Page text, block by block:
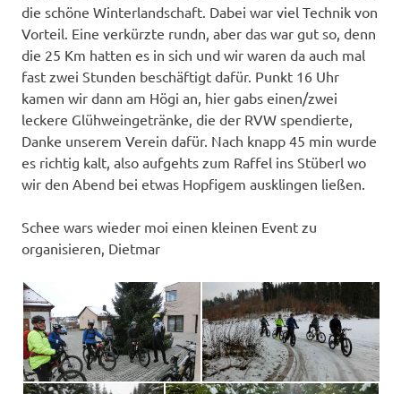
die schöne Winterlandschaft. Dabei war viel Technik von
Vorteil. Eine verkürzte rundn, aber das war gut so, denn
die 25 Km hatten es in sich und wir waren da auch mal
fast zwei Stunden beschäftigt dafür. Punkt 16 Uhr
kamen wir dann am Högi an, hier gabs einen/zwei
leckere Glühweingetränke, die der RVW spendierte,
Danke unserem Verein dafür. Nach knapp 45 min wurde
es richtig kalt, also aufgehts zum Raffel ins Stüberl wo
wir den Abend bei etwas Hopfigem ausklingen ließen.
Schee wars wieder moi einen kleinen Event zu
organisieren, Dietmar